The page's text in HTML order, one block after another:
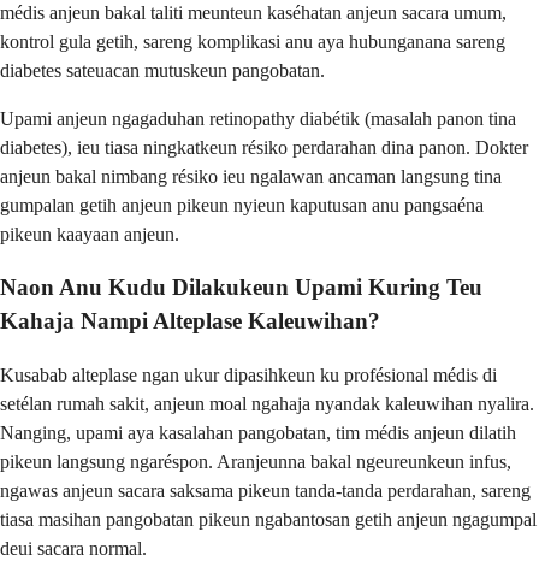
médis anjeun bakal taliti meunteun kaséhatan anjeun sacara umum,
kontrol gula getih, sareng komplikasi anu aya hubunganana sareng
diabetes sateuacan mutuskeun pangobatan.
Upami anjeun ngagaduhan retinopathy diabétik (masalah panon tina
diabetes), ieu tiasa ningkatkeun résiko perdarahan dina panon. Dokter
anjeun bakal nimbang résiko ieu ngalawan ancaman langsung tina
gumpalan getih anjeun pikeun nyieun kaputusan anu pangsaéna
pikeun kaayaan anjeun.
Naon Anu Kudu Dilakukeun Upami Kuring Teu
Kahaja Nampi Alteplase Kaleuwihan?
Kusabab alteplase ngan ukur dipasihkeun ku profésional médis di
setélan rumah sakit, anjeun moal ngahaja nyandak kaleuwihan nyalira.
Nanging, upami aya kasalahan pangobatan, tim médis anjeun dilatih
pikeun langsung ngaréspon. Aranjeunna bakal ngeureunkeun infus,
ngawas anjeun sacara saksama pikeun tanda-tanda perdarahan, sareng
tiasa masihan pangobatan pikeun ngabantosan getih anjeun ngagumpal
deui sacara normal.